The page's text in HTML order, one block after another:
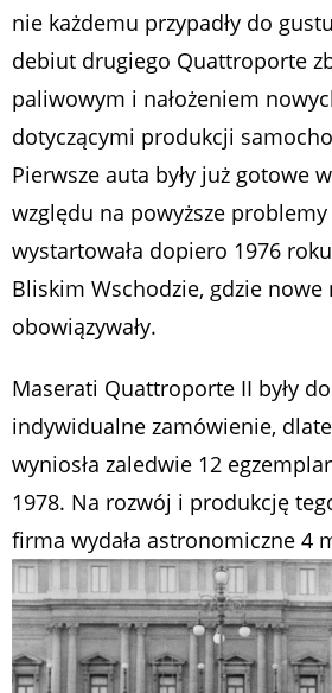
nie każdemu przypadły do
debiut drugiego Quattroporte
paliwowym i nałożeniem
dotyczącymi produkcji
Pierwsze auta były już gotowe
względu na powyższe
wystartowała dopiero 1976
Bliskim Wschodzie, gdzie
obowiązywały.
Maserati Quattroporte II były
indywidualne zamówienie,
wyniosła zaledwie 12
1978. Na rozwój i produkcję
firma wydała astronomiczne 4